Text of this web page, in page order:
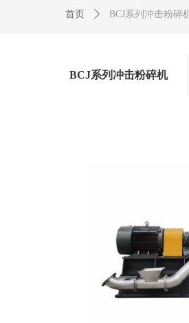
首页 ꄲ BCJ系列冲击粉碎
BCJ系列冲击粉碎机